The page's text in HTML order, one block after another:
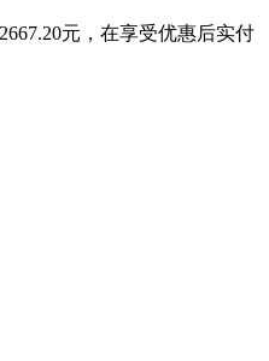
元，在享受优惠后实付